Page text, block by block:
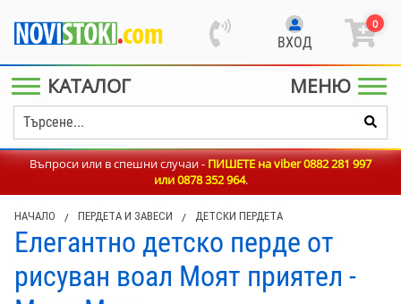
ВХОД
0
КАТАЛОГ МЕНЮ
Въпроси или в спешни случаи -ПИШЕТЕ на viber 0882 281 997
или0878 352 964.
НАЧАЛО / ПЕРДЕТА И ЗАВЕСИ / ДЕТСКИ ПЕРДЕТА
Елегантно детско перде от
рисуван воал Моят приятел -